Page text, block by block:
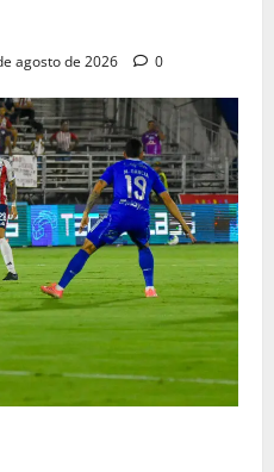
agosto de 2026 0